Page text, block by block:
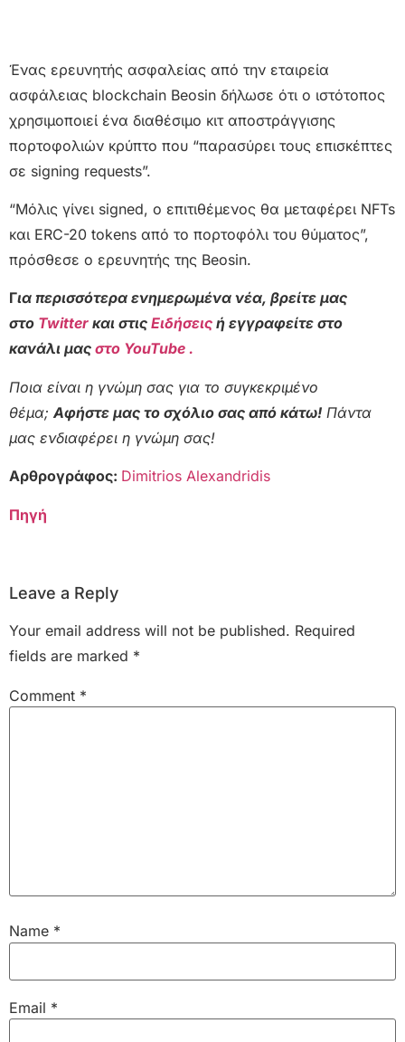
Ένας ερευνητής ασφαλείας από την εταιρεία
ασφάλειας blockchain Beosin δήλωσε ότι ο ιστότοπος
χρησιμοποιεί ένα διαθέσιμο κιτ αποστράγγισης
πορτοφολιών κρύπτο που “παρασύρει τους επισκέπτες
σε signing requests”.
“Μόλις γίνει signed, ο επιτιθέμενος θα μεταφέρει NFTs
και ERC-20 tokens από το πορτοφόλι του θύματος”,
πρόσθεσε ο ερευνητής της Beosin.
Για περισσότερα ενημερωμένα νέα, βρείτε μας
στο Twitter και στις Ειδήσεις ή εγγραφείτε στο
κανάλι μας στο YouTube .
Ποια είναι η γνώμη σας για το συγκεκριμένο
θέμα; Αφήστε μας το σχόλιο σας από κάτω! Πάντα
μας ενδιαφέρει η γνώμη σας!
Αρθρογράφος: Dimitrios Alexandridis
Πηγή
Leave a Reply
Your email address will not be published. Required
fields are marked *
Comment *
Name *
Email *